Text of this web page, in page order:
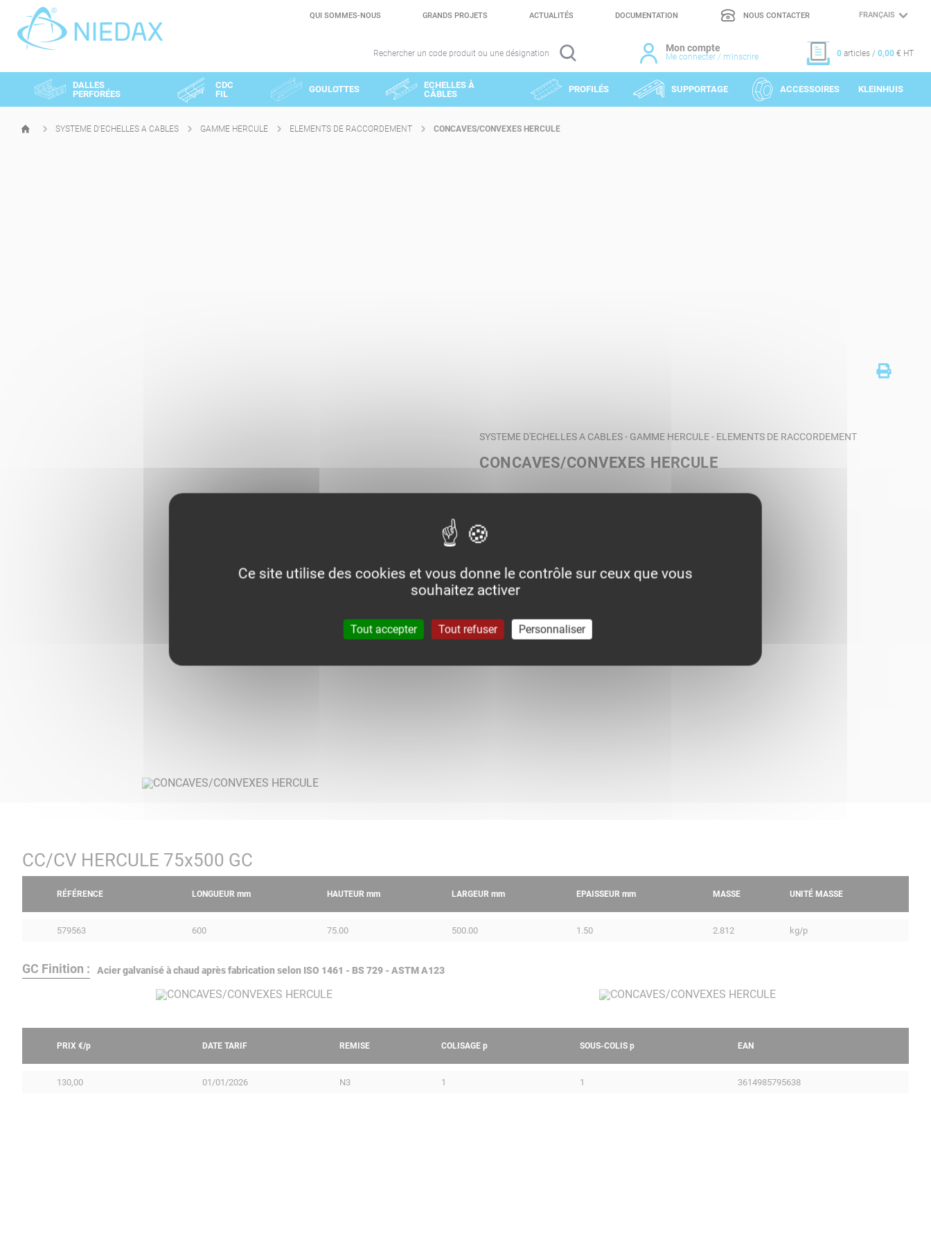
QUI SOMMES-NOUS GRANDS PROJETS ACTUALITÉS DOCUMENTATION NOUS CONTACTER
CHOIX
Rechercher un code produit ou une désignation Mon compte
Me connecter / m'inscrire 0 articles / 0,00 € HT
DALLES
PERFORÉES
CDC
FIL
GOULOTTES
ECHELLES À
CÂBLES
PROFILÉS SUPPORTAGE ACCESSOIRES KLEINHUIS
PAGE
SYSTEME D'ECHELLES A CABLES GAMME HERCULE ELEMENTS DE RACCORDEMENT CONCAVES/CONVEXES HERCULE
SYSTEME D'ECHELLES A CABLES - GAMME HERCULE - ELEMENTS DE RACCORDEMENT
CONCAVES/CONVEXES HERCULE
CC/CV HERCULE 75x500 GC
RÉFÉRENCE LONGUEUR mm HAUTEUR mm LARGEUR mm EPAISSEUR mm MASSE UNITÉ MASSE
579563 600 75.00 500.00 1.50 2.812 kg/p
GC Finition : Acier galvanisé à chaud après fabrication selon ISO 1461 - BS 729 - ASTM A123
PRIX €/p DATE TARIF REMISE COLISAGE p SOUS-COLIS p EAN
130,00 01/01/2026 N3 1 1 3614985795638
Panneau de gestion des cookies
Ce site utilise des cookies et vous donne le contrôle sur ceux que vous
souhaitez activer
Tout accepter Tout refuser Personnaliser